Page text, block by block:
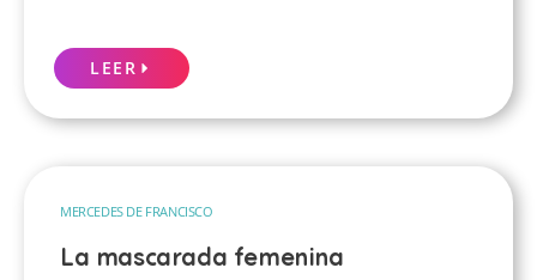
LEER
MERCEDES DE FRANCISCO
La mascarada femenina